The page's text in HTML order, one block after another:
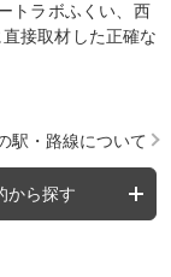
トラボふくい、西
接取材した正確な
駅・路線について
から探す